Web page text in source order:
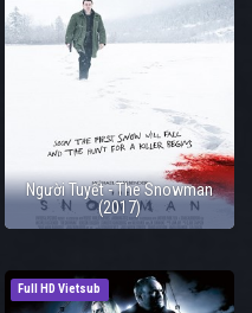
Người Tuyết - The Snowman
(2017)
Full HD Vietsub